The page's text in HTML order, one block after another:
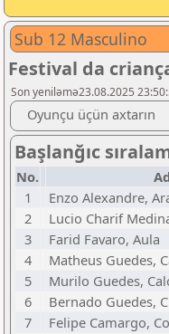
Sub 12 Masculino
Festival da
Son yeniləmə23.08.2025
Oyunçu üçün axtarın
Başlanğıc
No. Ad
1
Enzo Alexandre,
2
Lucio Charif
3
Farid Favaro, Aula
4
Matheus Guedes,
5
Murilo Guedes,
6
Bernado Guedes,
7
Felipe Camargo,